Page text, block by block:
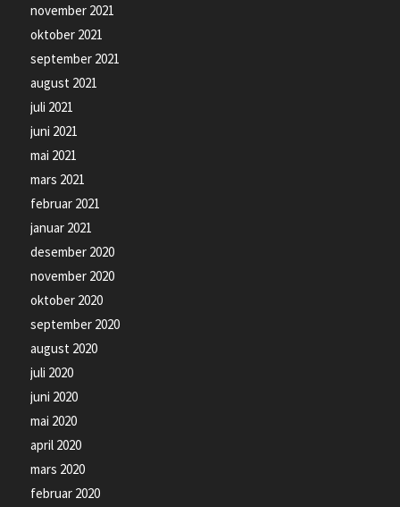
november 2021
oktober 2021
september 2021
august 2021
juli 2021
juni 2021
mai 2021
mars 2021
februar 2021
januar 2021
desember 2020
november 2020
oktober 2020
september 2020
august 2020
juli 2020
juni 2020
mai 2020
april 2020
mars 2020
februar 2020